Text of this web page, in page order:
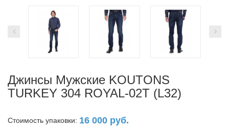
Джинсы Мужские KOUTONS
TURKEY 304 ROYAL-02T (L32)
Стоимость упаковки: 16 000 руб.